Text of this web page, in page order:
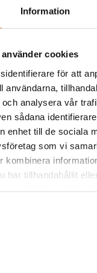
Information
cookies
för att
användarna,
analysera vår
sådana
enhet till de sociala
som vi
kombinera
har tillhandahållit